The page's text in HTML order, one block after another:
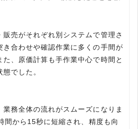
売がそれぞれ別システムで管理さ
き合わせや確認作業に多くの手間が
、原価計算も手作業中心で時間と
でした。
務全体の流れがスムーズになりま
間から15秒に短縮され、精度も向